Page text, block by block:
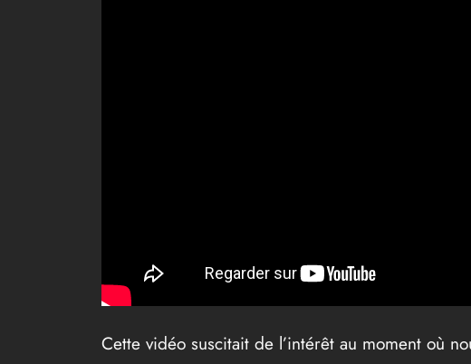
Cette vidéo suscitait de l’intérêt au moment où